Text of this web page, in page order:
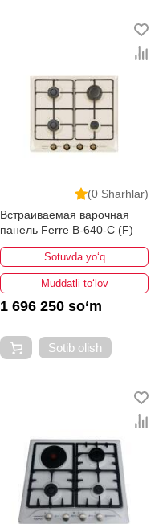
(0 Sharhlar)
Встраиваемая варочная
панель Ferre B-640-C (F)
Sotuvda yo‘q
Muddatli to‘lov
1 696 250 so‘m
Sotib olish